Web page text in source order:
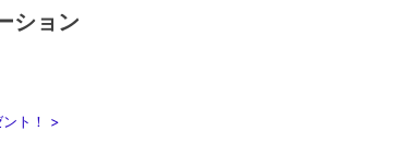
ション
ント！ >